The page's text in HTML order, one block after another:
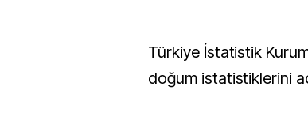
Türkiye İstatistik
doğum istatistiklerini